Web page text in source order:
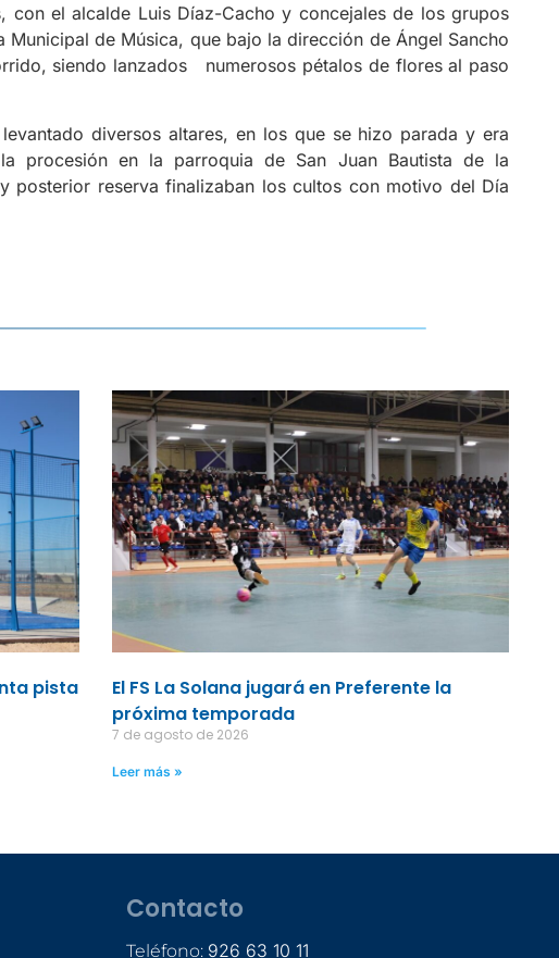
con el alcalde Luis Díaz-Cacho y concejales de los grupos
de Música, que bajo la dirección de Ángel Sancho
siendo lanzados numerosos pétalos de flores al paso
diversos altares, en los que se hizo parada y era
procesión en la parroquia de San Juan Bautista de la
posterior reserva finalizaban los cultos con motivo del Día
pista
El FS La Solana jugará en Preferente la
próxima temporada
7 de agosto de 2026
Leer más »
Contacto
Teléfono: 926 63 10 11